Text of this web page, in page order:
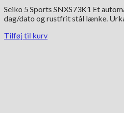
Seiko 5 Sports SNXS73K1 Et
dag/dato og rustfrit stål lænke.
Tilføj til kurv